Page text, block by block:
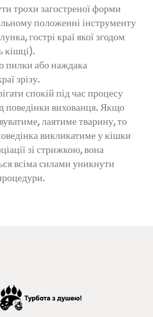
трохи загостреної форми
положенні інструменту
гострі краї якої згодом
кішці).
пилки або наждака
зрізу.
спокій під час процесу
поведінки вихованця. Якщо
лаятиме тварину, то
викликатиме у кішки
зі стрижкою, вона
всіма силами уникнути